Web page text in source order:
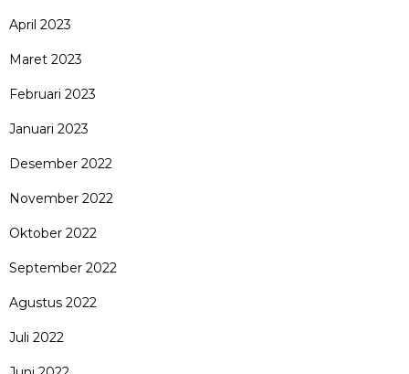
April 2023
Maret 2023
Februari 2023
Januari 2023
Desember 2022
November 2022
Oktober 2022
September 2022
Agustus 2022
Juli 2022